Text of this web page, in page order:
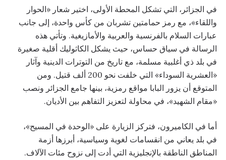
في الجزائر، التي تشكل المحطة الأولى، اختير شعار «الحوار
واللقاء»، مع رمز حمامتين تشربان من كأس واحدة، إلى جانب
عبارات السلام بالفرنسية والعربية والأمازيغية. وتأتي هذه
الرسالة في سياق حساس، حيث يشكل الكاثوليك أقلية صغيرة
في بلد ذي أغلبية مسلمة، مع تاريخ من التوترات الدينية وآثار
«العشرية السوداء» التي خلفت نحو 200 ألف قتيل. ومن
المتوقع أن يزور البابا مواقع رمزية، بينها جامع الجزائر ونصب
«مقام الشهيد»، في محاولة لتعزيز التفاهم بين الأديان.
أما في الكاميرون، فتركز الزيارة على «الوحدة في المسيح»،
في بلد يعاني من انقسامات لغوية وسياسية، أبرزها أزمة
المناطق الناطقة بالإنجليزية التي أدت إلى نزوح مئات الآلاف.